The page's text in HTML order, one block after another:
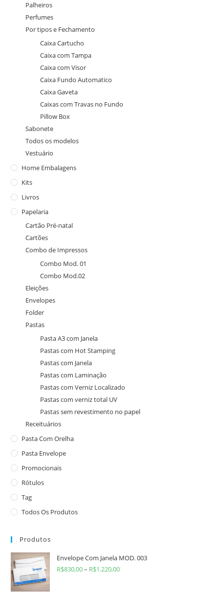
Palheiros
Perfumes
Por tipos e Fechamento
Caixa Cartucho
Caixa com Tampa
Caixa com Visor
Caixa Fundo Automatico
Caixa Gaveta
Caixas com Travas no Fundo
Pillow Box
Sabonete
Todos os modelos
Vestuário
Home Embalagens
Kits
Livros
Papelaria
Cartão Pré-natal
Cartões
Combo de Impressos
Combo Mod. 01
Combo Mod.02
Eleições
Envelopes
Folder
Pastas
Pasta A3 com Janela
Pastas com Hot Stamping
Pastas com Janela
Pastas com Laminação
Pastas com Verniz Localizado
Pastas com verniz total UV
Pastas sem revestimento no papel
Receituários
Pasta Com Orelha
Pasta Envelope
Promocionais
Rótulos
Tag
Todos Os Produtos
Produtos
Envelope Com Janela MOD. 003
R$830,00– R$1.220,00